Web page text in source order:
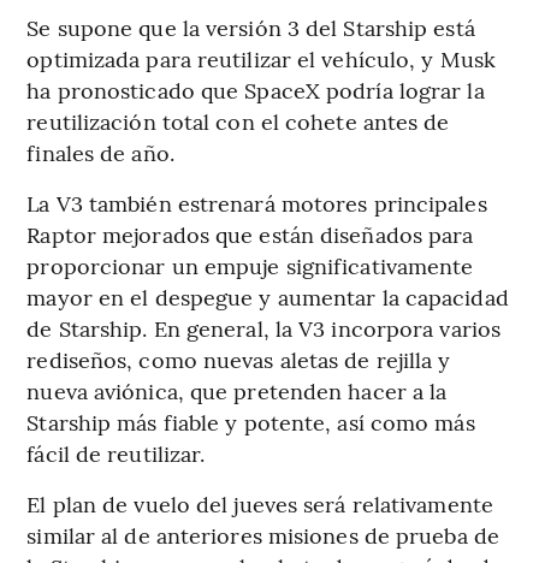
Se supone que la versión 3 del Starship está
optimizada para reutilizar el vehículo, y Musk
ha pronosticado que SpaceX podría lograr la
reutilización total con el cohete antes de
finales de año.
La V3 también estrenará motores principales
Raptor mejorados que están diseñados para
proporcionar un empuje significativamente
mayor en el despegue y aumentar la capacidad
de Starship. En general, la V3 incorpora varios
rediseños, como nuevas aletas de rejilla y
nueva aviónica, que pretenden hacer a la
Starship más fiable y potente, así como más
fácil de reutilizar.
El plan de vuelo del jueves será relativamente
similar al de anteriores misiones de prueba de